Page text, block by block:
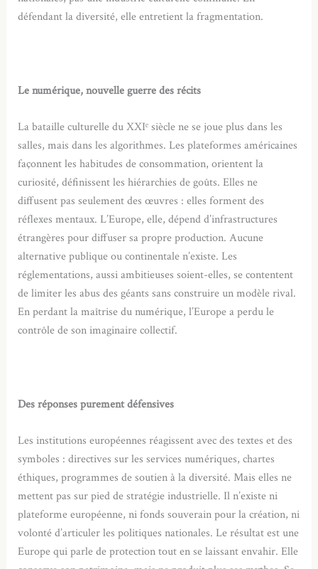
défendant la diversité, elle entretient la fragmentation.
Le numérique, nouvelle guerre des récits
La bataille culturelle du XXIᵉ siècle ne se joue plus dans les
salles, mais dans les algorithmes. Les plateformes américaines
façonnent les habitudes de consommation, orientent la
curiosité, définissent les hiérarchies de goûts. Elles ne
diffusent pas seulement des œuvres : elles forment des
réflexes mentaux. L’Europe, elle, dépend d’infrastructures
étrangères pour diffuser sa propre production. Aucune
alternative publique ou continentale n’existe. Les
réglementations, aussi ambitieuses soient-elles, se contentent
de limiter les abus des géants sans construire un modèle rival.
En perdant la maîtrise du numérique, l’Europe a perdu le
contrôle de son imaginaire collectif.
Des réponses purement défensives
Les institutions européennes réagissent avec des textes et des
symboles : directives sur les services numériques, chartes
éthiques, programmes de soutien à la diversité. Mais elles ne
mettent pas sur pied de stratégie industrielle. Il n’existe ni
plateforme européenne, ni fonds souverain pour la création, ni
volonté d’articuler les politiques nationales. Le résultat est une
Europe qui parle de protection tout en se laissant envahir. Elle